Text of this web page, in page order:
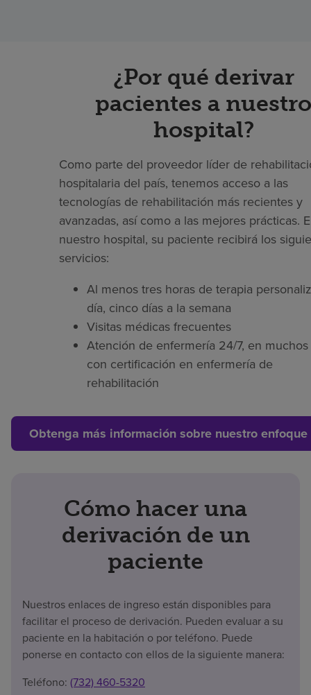
¿Por qué derivar
pacientes a nuestro
hospital?
Como parte del proveedor líder de
hospitalaria del país, tenemos acceso a las
tecnologías de rehabilitación más recientes y
avanzadas, así como a las mejores prácticas.
nuestro hospital, su paciente recibirá los
servicios:
Al menos tres horas de terapia
día, cinco días a la semana
Visitas médicas frecuentes
Atención de enfermería 24/7, en muchos
con certificación en enfermería de
rehabilitación
Obtenga más información sobre nuestro
Cómo hacer una
derivación de un
paciente
Nuestros enlaces de ingreso están disponibles para
facilitar el proceso de derivación. Pueden evaluar a su
paciente en la habitación o por teléfono. Puede
ponerse en contacto con ellos de la siguiente manera:
Teléfono: (732) 460-5320